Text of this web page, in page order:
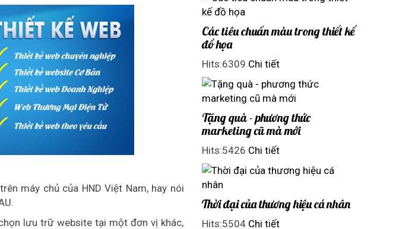
máy chủ của HND Việt Nam, hay nói
lưu trữ website tại một đơn vị khác,
Các tiêu chuẩn màu trong thiết kế
đồ họa
Hits:6309 Chi tiết
Tặng quà - phương thức
marketing cũ mà mới
Hits:5426 Chi tiết
Thời đại của thương hiệu cá nhân
Hits:5504 Chi tiết